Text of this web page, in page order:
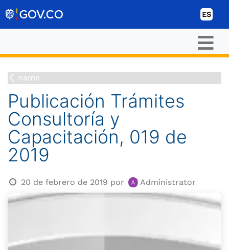
ES
name
Publicación Trámites
Consultoría y
Capacitación, 019 de
2019
20 de febrero de 2019 por Administrator